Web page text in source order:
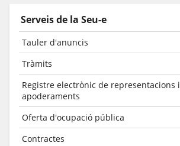
Serveis de la Seu-e
Tauler d'anuncis
Tràmits
Registre electrònic de representacions i
apoderaments
Oferta d'ocupació pública
Contractes